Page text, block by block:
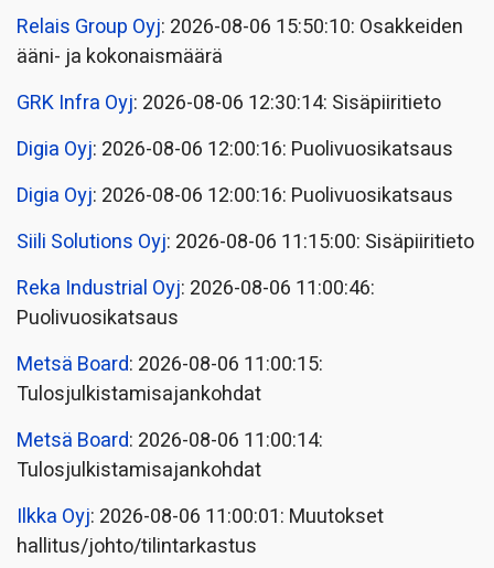
Relais Group Oyj: 2026-08-06 15:50:10: Osakkeiden
ääni- ja kokonaismäärä
GRK Infra Oyj: 2026-08-06 12:30:14: Sisäpiiritieto
Digia Oyj: 2026-08-06 12:00:16: Puolivuosikatsaus
Digia Oyj: 2026-08-06 12:00:16: Puolivuosikatsaus
Siili Solutions Oyj: 2026-08-06 11:15:00: Sisäpiiritieto
Reka Industrial Oyj: 2026-08-06 11:00:46:
Puolivuosikatsaus
Metsä Board: 2026-08-06 11:00:15:
Tulosjulkistamisajankohdat
Metsä Board: 2026-08-06 11:00:14:
Tulosjulkistamisajankohdat
Ilkka Oyj: 2026-08-06 11:00:01: Muutokset
hallitus/johto/tilintarkastus